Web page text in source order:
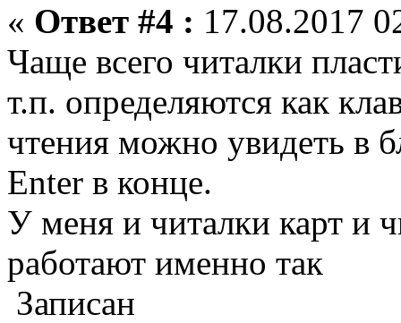
« Ответ #4 : 17.08.2017
Чаще всего читалки
т.п. определяются как
чтения можно увидеть в
Enter в конце.
У меня и читалки карт и
работают именно так
Записан